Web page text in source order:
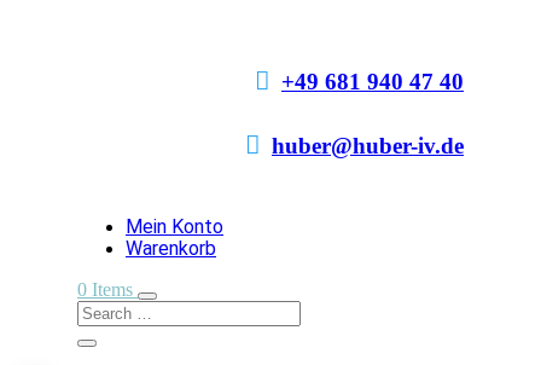
 +49 681 940 47 40
 huber@huber-iv.de
Mein Konto
Warenkorb
0 Items